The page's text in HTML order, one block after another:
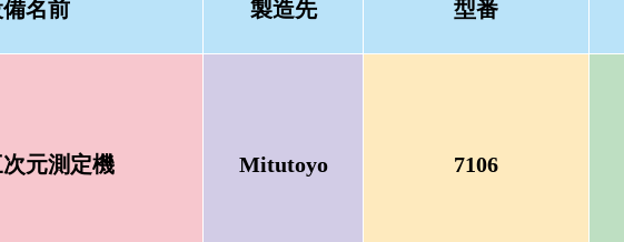
名前 製造先 型番
元測定機 Mitutoyo 7106